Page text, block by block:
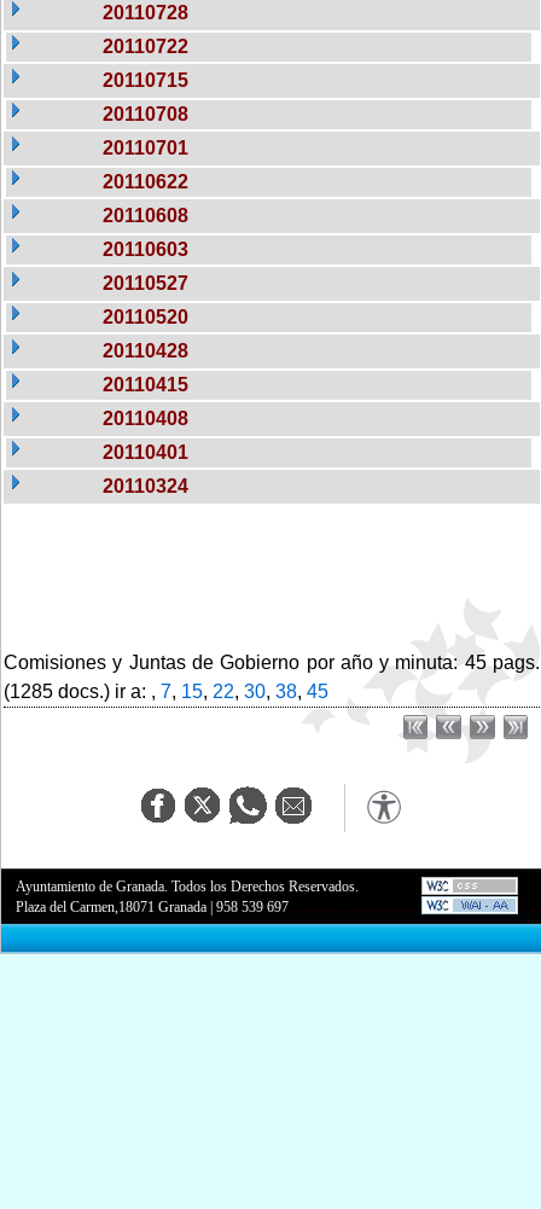
20110728
20110722
20110715
20110708
20110701
20110622
20110608
20110603
20110527
20110520
20110428
20110415
20110408
20110401
20110324
Comisiones y Juntas de Gobierno por año y minuta: 45 pags.
(1285 docs.) ir a: , 7, 15, 22, 30, 38, 45
Ayuntamiento de Granada. Todos los Derechos Reservados.
Plaza del Carmen,18071 Granada |958 539 697